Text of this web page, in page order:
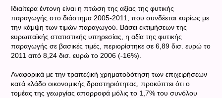
Ιδιαίτερα έντονη είναι η πτώση της αξίας της φυτικής
παραγωγής στο διάστημα 2005-2011, που συνδέεται κυρίως με
την κάμψη των τιμών παραγωγού. Βάσει εκτιμήσεων της
ευρωπαϊκής στατιστικής υπηρεσίας, η αξία της φυτικής
παραγωγής σε βασικές τιμές, περιορίστηκε σε 6,89 δισ. ευρώ το
2011 από 8,24 δισ. ευρώ το 2006 (-16%).
Αναφορικά με την τραπεζική χρηματοδότηση των επιχειρήσεων
κατά κλάδο οικονομικής δραστηριότητας, προκύπτει ότι ο
τομέας της γεωργίας απορροφά μόλις το 1,7% του συνόλου